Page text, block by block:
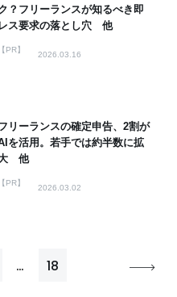
？フリーランスが知るべき即
レス要求の落とし穴 他
【PR】
2026.03.16
リーランスの確定申告、2割が
を活用。若手では約半数に拡
他
【PR】
2026.03.02
… 18